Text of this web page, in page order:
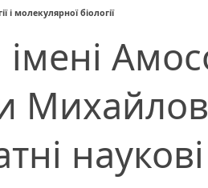
і молекулярної біології
наукові